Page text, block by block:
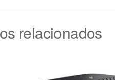
relacionados